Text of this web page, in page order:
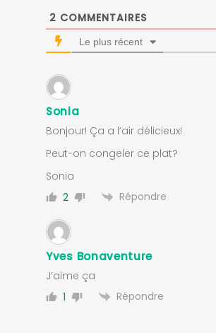
2 COMMENTAIRES
Le plus récent
Sonia
Bonjour! Ça a l’air délicieux!
Peut-on congeler ce plat?
Sonia
2
Répondre
Yves Bonaventure
J’aime ça
1
Répondre